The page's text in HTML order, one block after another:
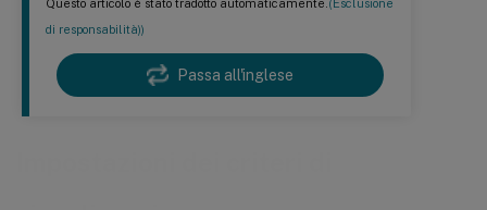
Questo articolo è stato tradotto automaticamente.(Esclusione
di responsabilità))
Passa all'inglese